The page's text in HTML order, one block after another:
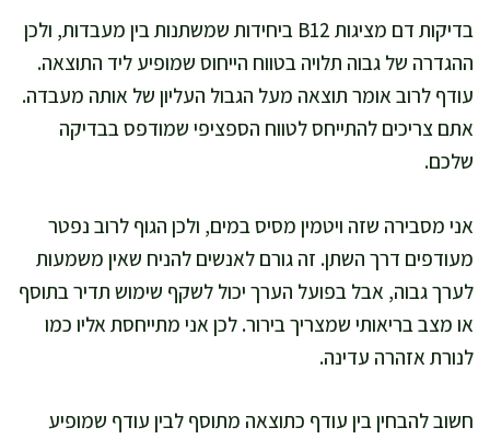
בדיקות דם מציגות B12 ביחידות שמשתנות בין מעבדות, ולכן
ההגדרה של גבוה תלויה בטווח הייחוס שמופיע ליד התוצאה.
עודף לרוב אומר תוצאה מעל הגבול העליון של אותה מעבדה.
אתם צריכים להתייחס לטווח הספציפי שמודפס בבדיקה
שלכם.
אני מסבירה שזה ויטמין מסיס במים, ולכן הגוף לרוב נפטר
מעודפים דרך השתן. זה גורם לאנשים להניח שאין משמעות
לערך גבוה, אבל בפועל הערך יכול לשקף שימוש תדיר בתוסף
או מצב בריאותי שמצריך בירור. לכן אני מתייחסת אליו כמו
לנורת אזהרה עדינה.
חשוב להבחין בין עודף כתוצאה מתוסף לבין עודף שמופיע